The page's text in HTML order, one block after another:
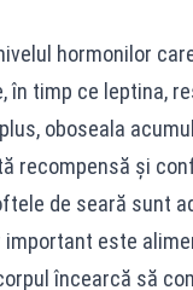
hormonilor
în timp ce leptina,
oboseala
recompensă și
de seară sunt
este
încearcă să